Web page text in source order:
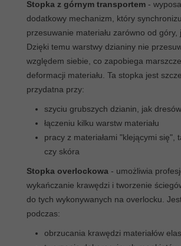
Stopka z górnym transportem -
dodatkowy mechanizm, który
przesuwanie materiału zarówno od góry,
Dzięki temu warstwy dzianiny nie
względem siebie, co zapobiega
deformacji materiału. Ta stopka jest
przydatna przy:
szyciu grubszych dzianin, jak
łączeniu kilku warstw materiału
pracy z materiałami "klejącymi się",
czy skóra
Stopka overlockowa - umożliwia
wykańczanie krawędzi i tworzenie
do tych wykonywanych na overlocku.
podczas:
obrzucania krawędzi materiałów